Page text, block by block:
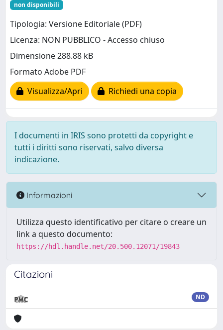
non disponibili
Tipologia: Versione Editoriale (PDF)
Licenza: NON PUBBLICO - Accesso chiuso
Dimensione 288.88 kB
Formato Adobe PDF
Visualizza/Apri
Richiedi una copia
I documenti in IRIS sono protetti da copyright e
tutti i diritti sono riservati, salvo diversa
indicazione.
Informazioni
Utilizza questo identificativo per citare o creare un
link a questo documento:
https://hdl.handle.net/20.500.12071/19843
Citazioni
ND